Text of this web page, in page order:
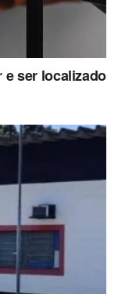
e ser localizado